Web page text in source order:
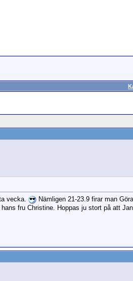
vecka.
Nämligen 21-23.9 firar man
fru Christine. Hoppas ju stort på att